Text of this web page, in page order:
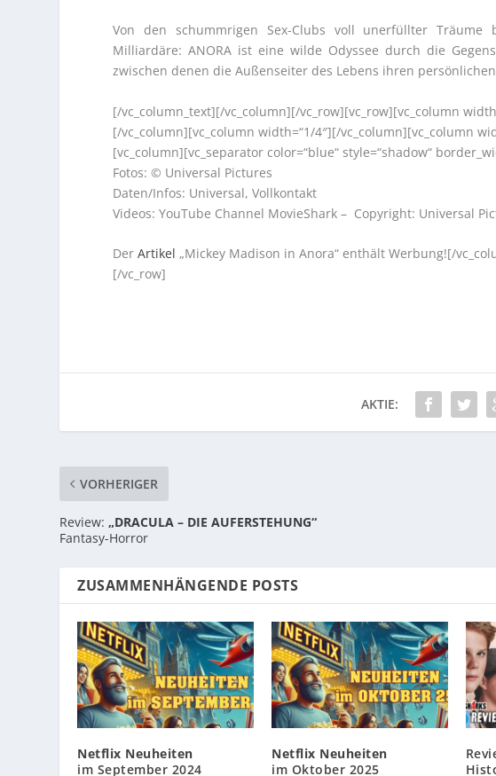
Von den schummrigen Sex-Clubs voll unerfüllter
Milliardäre: ANORA ist eine wilde Odyssee durch die
zwischen denen die Außenseiter des Lebens ihren
[/vc_column_text][/vc_column][/vc_row][vc_row][vc_column
[/vc_column][vc_column width=“1/4″][/vc_column][vc_column
[vc_column][vc_separator color=“blue“ style=“shadow“
Fotos: © Universal Pictures
Daten/Infos: Universal, Vollkontakt
Videos: YouTube Channel MovieShark – Copyright: Universal
DerArtikel „Mickey Madison in Anora“ enthält Werbung![/
[/vc_row]
AKTIE:
VORHERIGER
Review:„DRACULA – DIE AUFERSTEHUNG“
Fantasy-Horror
ZUSAMMENHÄNGENDE POSTS
Netflix Neuheiten
im September 2024
Netflix Neuheiten
im Oktober 2025